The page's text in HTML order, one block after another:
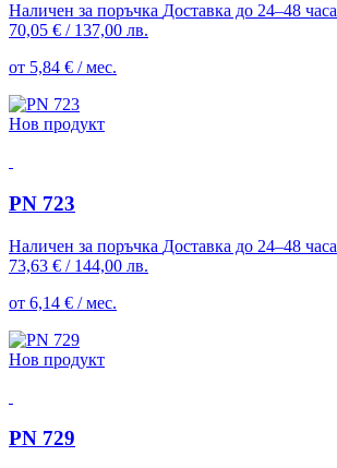
Наличен за поръчка Доставка до 24–48 часа
70,05 € / 137,00 лв.
от 5,84 € / мес.
Нов продукт
PN 723
Наличен за поръчка Доставка до 24–48 часа
73,63 € / 144,00 лв.
от 6,14 € / мес.
Нов продукт
PN 729